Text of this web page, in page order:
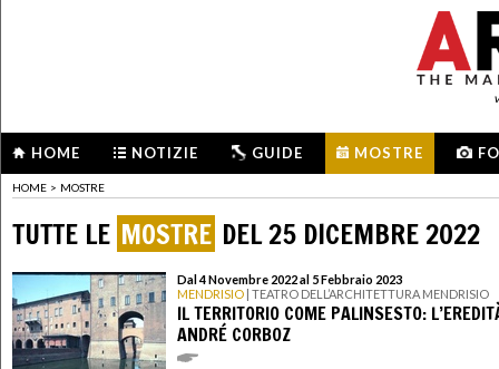
HOME NOTIZIE GUIDE MOSTRE
HOME > MOSTRE
TUTTE LE MOSTRE DEL 25 DICEMBRE 2022
Dal 4 Novembre 2022 al 5 Febbraio 2023
MENDRISIO | TEATRO DELL’ARCHITETTURA MENDRISIO
IL TERRITORIO COME PALINSESTO:
ANDRÉ CORBOZ